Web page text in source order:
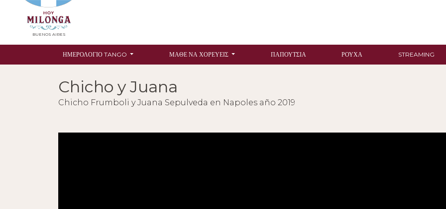
BUENOS AIRES
ΗΜΕΡΟΛΌΓΙΟ TANGO ΜΆΘΕ ΝΑ ΧΟΡΕΎΕΙΣ ΠΑΠΟΎΤΣΙΑ ΡΟΎΧΑ STREAMING
Chicho y Juana
Chicho Frumboli y Juana Sepulveda en Napoles año 2019